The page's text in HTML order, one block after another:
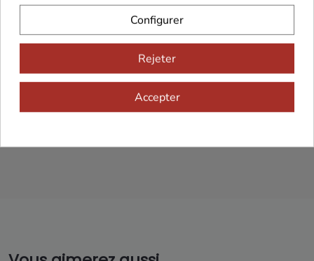
Franco de port 79€ Livraison 24h/48h
Configurer
Rejeter
Accepter